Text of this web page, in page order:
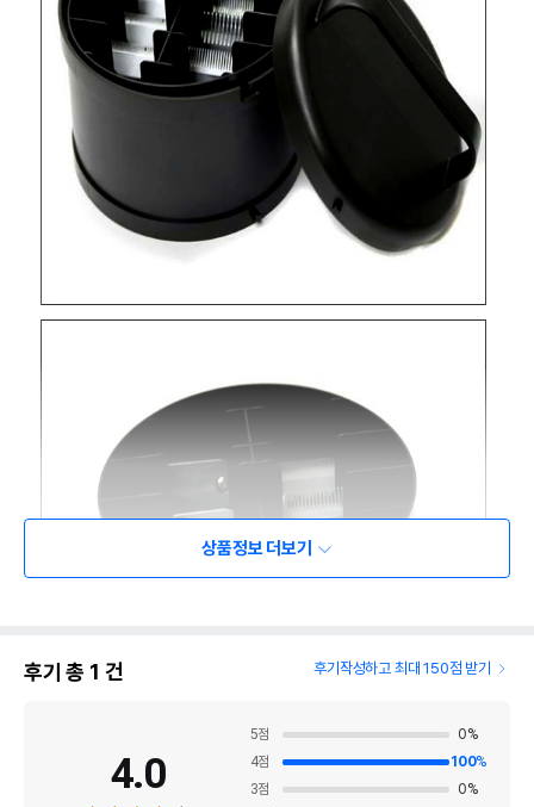
상품정보 더보기
후기 총 1 건 후기작성하고 최대 150점 받기
4.0
5점 0%
4점 100%
3점 0%